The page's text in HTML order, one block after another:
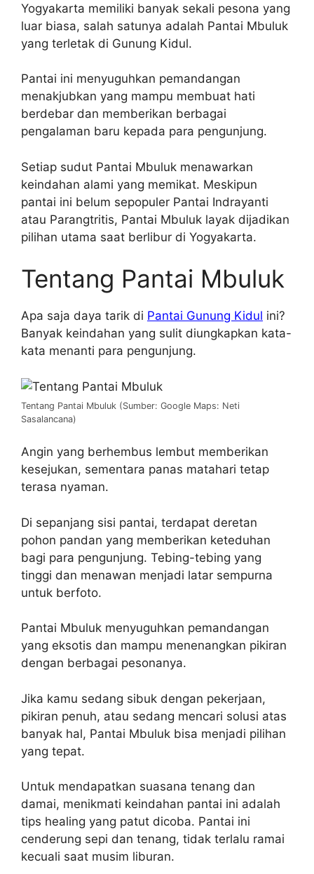
Yogyakarta memiliki banyak sekali pesona yang
luar biasa, salah satunya adalah Pantai Mbuluk
yang terletak di Gunung Kidul.
Pantai ini menyuguhkan pemandangan
menakjubkan yang mampu membuat hati
berdebar dan memberikan berbagai
pengalaman baru kepada para pengunjung.
Setiap sudut Pantai Mbuluk menawarkan
keindahan alami yang memikat. Meskipun
pantai ini belum sepopuler Pantai Indrayanti
atau Parangtritis, Pantai Mbuluk layak dijadikan
pilihan utama saat berlibur di Yogyakarta.
Tentang Pantai Mbuluk
Apa saja daya tarik di Pantai Gunung Kidul ini?
Banyak keindahan yang sulit diungkapkan kata-
kata menanti para pengunjung.
Tentang Pantai Mbuluk (Sumber: Google Maps: Neti
Sasalancana)
Angin yang berhembus lembut memberikan
kesejukan, sementara panas matahari tetap
terasa nyaman.
Di sepanjang sisi pantai, terdapat deretan
pohon pandan yang memberikan keteduhan
bagi para pengunjung. Tebing-tebing yang
tinggi dan menawan menjadi latar sempurna
untuk berfoto.
Pantai Mbuluk menyuguhkan pemandangan
yang eksotis dan mampu menenangkan pikiran
dengan berbagai pesonanya.
Jika kamu sedang sibuk dengan pekerjaan,
pikiran penuh, atau sedang mencari solusi atas
banyak hal, Pantai Mbuluk bisa menjadi pilihan
yang tepat.
Untuk mendapatkan suasana tenang dan
damai, menikmati keindahan pantai ini adalah
tips healing yang patut dicoba. Pantai ini
cenderung sepi dan tenang, tidak terlalu ramai
kecuali saat musim liburan.